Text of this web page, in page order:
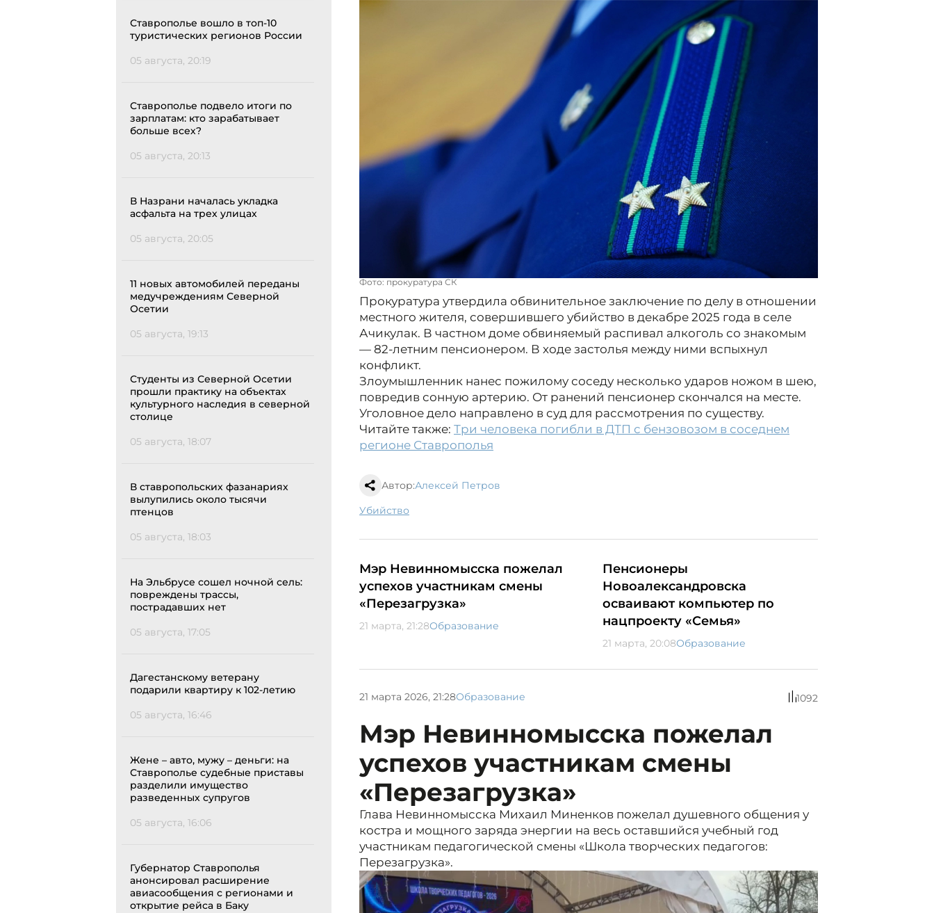
Ставрополье вошло в топ-10
туристических регионов России
05 августа, 20:19
Ставрополье подвело итоги по
зарплатам: кто зарабатывает
больше всех?
05 августа, 20:13
В Назрани началась укладка
асфальта на трех улицах
05 августа, 20:05
11 новых автомобилей переданы
медучреждениям Северной
Осетии
05 августа, 19:13
Студенты из Северной Осетии
прошли практику на объектах
культурного наследия в северной
столице
05 августа, 18:07
В ставропольских фазанариях
вылупились около тысячи
птенцов
05 августа, 18:03
На Эльбрусе сошел ночной сель:
повреждены трассы,
пострадавших нет
05 августа, 17:05
Дагестанскому ветерану
подарили квартиру к 102-летию
05 августа, 16:46
Жене – авто, мужу – деньги: на
Ставрополье судебные приставы
разделили имущество
разведенных супругов
05 августа, 16:06
Губернатор Ставрополья
анонсировал расширение
авиасообщения с регионами и
открытие рейса в Баку
Фото: прокуратура СК
Прокуратура утвердила обвинительное заключение по делу в отношении
местного жителя, совершившего убийство в декабре 2025 года в селе
Ачикулак. В частном доме обвиняемый распивал алкоголь со знакомым
— 82-летним пенсионером. В ходе застолья между ними вспыхнул
конфликт.
Злоумышленник нанес пожилому соседу несколько ударов ножом в шею,
повредив сонную артерию. От ранений пенсионер скончался на месте.
Уголовное дело направлено в суд для рассмотрения по существу.
Читайте также: Три человека погибли в ДТП с бензовозом в соседнем
регионе Ставрополья
Автор:Алексей Петров
убийство
Мэр Невинномысска пожелал
успехов участникам смены
«Перезагрузка»
21 марта, 21:28Образование
Пенсионеры
Новоалександровска
осваивают компьютер по
нацпроекту «Семья»
21 марта, 20:08Образование
21 марта 2026, 21:28Образование 1092
Мэр Невинномысска пожелал
успехов участникам смены
«Перезагрузка»
Глава Невинномысска Михаил Миненков пожелал душевного общения у
костра и мощного заряда энергии на весь оставшийся учебный год
участникам педагогической смены «Школа творческих педагогов:
Перезагрузка».